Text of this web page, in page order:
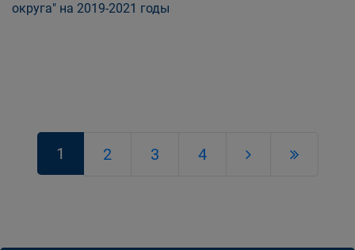
округа" на 2019-2021 годы
1 2 3 4